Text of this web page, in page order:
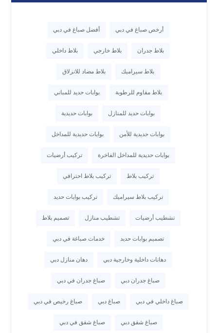
أرخص صباغ في دبي أفضل صباغ في دبي
بلاط جدران بلاط خارجي بلاط داخلي
بلاط سيراميك بلاط مضاد للانزلاق
بلاط مقاوم للرطوبة بوابات حديد للمباني
بوابات حديد للمنازل بوابات حديدية
بوابات حديدية للأمن بوابات حديدية للمداخل
بوابات حديدية للمداخل الفاخرة تركيب أرضيات
تركيب بلاط تركيب بلاط احترافي
تركيب بلاط سيراميك تركيب بوابات حديد
تشطيب أرضيات تشطيب منازل تصميم بلاط
تصميم بوابات حديد خدمات صباغة في دبي
دهانات داخلية وخارجية دبي دهان منازل دبي
صباغ جدران دبي صباغ جدران في دبي
صباغ داخلي في دبي صباغ دبي صباغ رخيص في دبي
صباغ شقق دبي صباغ شقق في دبي